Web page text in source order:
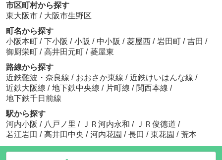
市区町村から探す
東大阪市 / 大阪市生野区
町名から探す
小阪本町 / 下小阪 / 小阪 / 中小阪 / 菱屋西 / 岩田町 / 吉田 /
御厨栄町 / 高井田元町 / 菱屋東
路線から探す
近鉄難波・奈良線 / おおさか東線 / 近鉄けいはんな線 /
近鉄大阪線 / 地下鉄中央線 / 片町線 / 関西本線 /
地下鉄千日前線
駅から探す
河内小阪 / 八戸ノ里 / ＪＲ河内永和 / ＪＲ俊徳道 /
若江岩田 / 高井田中央 / 河内花園 / 長田 / 東花園 / 荒本